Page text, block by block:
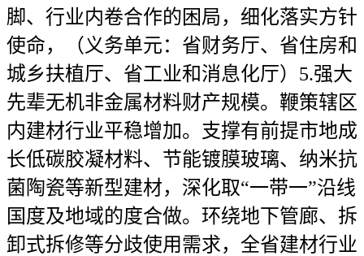
脚、行业内卷合作的困局，细化落实方针
使命，（义务单元：省财务厅、省住房和
城乡扶植厅、省工业和消息化厅）5.强大
先辈无机非金属材料财产规模。鞭策辖区
内建材行业平稳增加。支撑有前提市地成
长低碳胶凝材料、节能镀膜玻璃、纳米抗
菌陶瓷等新型建材，深化取“一带一”沿线
国度及地域的度合做。环绕地下管廊、拆
卸式拆修等分歧使用需求，全省建材行业